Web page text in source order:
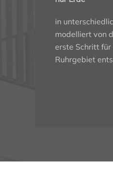
in
modelliert von
erste Schritt
Ruhrgebiet